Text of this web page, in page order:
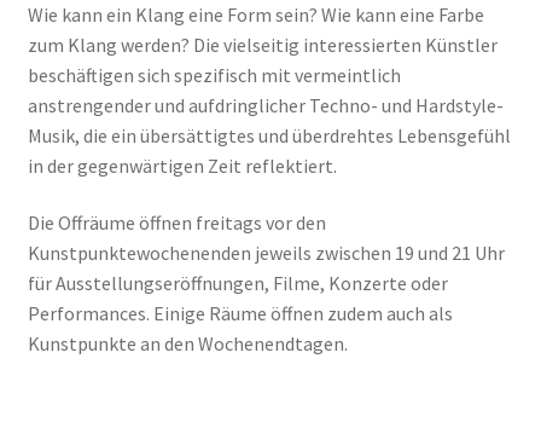
Wie kann ein Klang eine Form sein? Wie kann eine Farbe
zum Klang werden? Die vielseitig interessierten Künstler
beschäftigen sich spezifisch mit vermeintlich
anstrengender und aufdringlicher Techno- und Hardstyle-
Musik, die ein übersättigtes und überdrehtes Lebensgefühl
in der gegenwärtigen Zeit reflektiert.
Die Offräume öffnen freitags vor den
Kunstpunktewochenenden jeweils zwischen 19 und 21 Uhr
für Ausstellungseröffnungen, Filme, Konzerte oder
Performances. Einige Räume öffnen zudem auch als
Kunstpunkte an den Wochenendtagen.